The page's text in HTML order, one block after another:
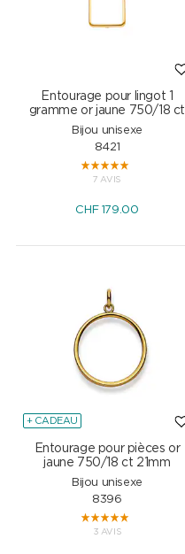
Entourage pour lingot 1
gramme or jaune 750/18 ct
Bijou unisexe
8421
7 AVIS
CHF179.00
+ CADEAU
Entourage pour pièces or
jaune 750/18 ct 21mm
Bijou unisexe
8396
3 AVIS